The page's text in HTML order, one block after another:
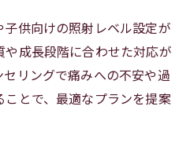
供向けの照射レベル設定が
成長段階に合わせた対応が
リングで痛みへの不安や過
とで、最適なプランを提案